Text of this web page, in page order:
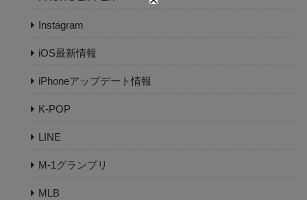
Instagram
iOS最新情報
iPhoneアップデート情報
K-POP
LINE
M-1グランプリ
MLB